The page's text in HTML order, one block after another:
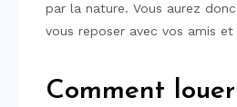
par la nature. Vous aurez
vous reposer avec vos amis
Comment